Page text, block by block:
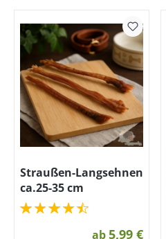
Straußen-Langsehnen
ca.25-35 cm
ab5,99 €